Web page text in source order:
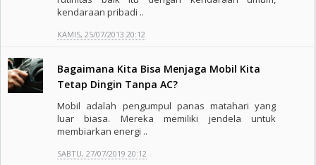
kendaraan pribadi ..
KAMIS, 25/07/2013 20:12
Bagaimana Kita Bisa Menjaga Mobil Kita
Tetap Dingin Tanpa AC?
Mobil adalah pengumpul panas matahari yang
luar biasa. Mereka memiliki jendela untuk
membiarkan energi ..
SABTU, 27/07/2019 20:12